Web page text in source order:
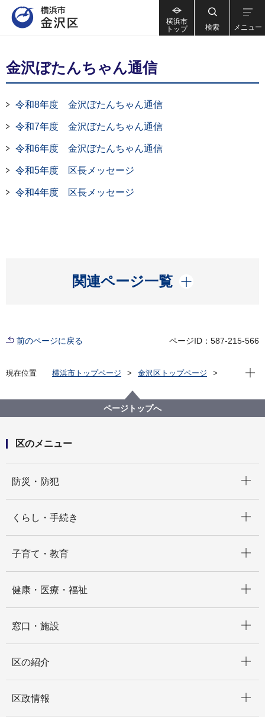
横浜市
トップ
検索 メニュー
金沢ぼたんちゃん通信
令和8年度 金沢ぼたんちゃん通信
令和7年度 金沢ぼたんちゃん通信
令和6年度 金沢ぼたんちゃん通信
令和5年度 区長メッセージ
令和4年度 区長メッセージ
関連ページ一覧
開く
前のページに戻る ページID：587-215-566
現在位置 横浜市トップページ
金沢区トップページ
現在
ページトップへ
区のメニュー
防災・防犯
くらし・手続き
子育て・教育
健康・医療・福祉
窓口・施設
区の紹介
区政情報